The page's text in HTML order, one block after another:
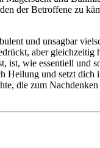
der Betroffene zu
und unsagbar
aber
ist, wie essentiell
Heilung und setzt dich
die zum